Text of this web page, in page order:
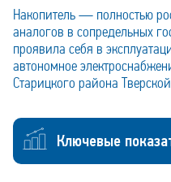
Накопитель — полностью
аналогов в сопредельных
проявила себя в
автономное
Старицкого района
Ключевые